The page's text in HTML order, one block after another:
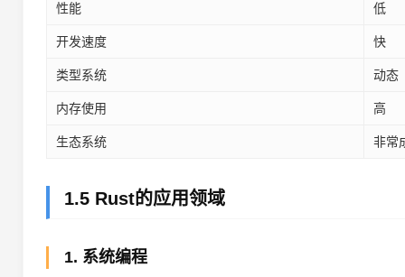
性能 低
开发速度 快
类型系统 动态
内存使用 高
生态系统 非常
1.5 Rust的应用领域
1. 系统编程